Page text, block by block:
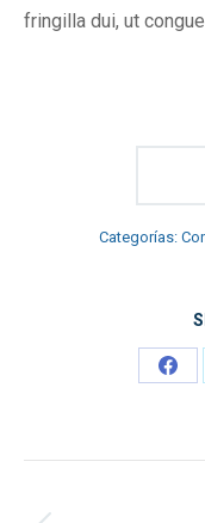
fringilla dui, ut
Categorías: